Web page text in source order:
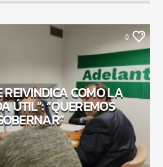
0
COMO LA
ÚTIL”: “QUEREMOS